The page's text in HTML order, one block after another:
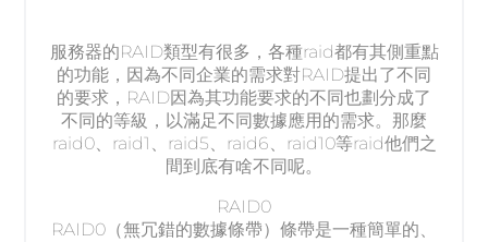
服務器的RAID類型有很多，各種raid都有其側重點
的功能，因為不同企業的需求對RAID提出了不同
的要求，RAID因為其功能要求的不同也劃分成了
不同的等級，以滿足不同數據應用的需求。那麼
raid0、raid1、raid5、raid6、raid10等raid他們之
間到底有啥不同呢。
RAID0
RAID0（無冗錯的數據條帶）條帶是一種簡單的、